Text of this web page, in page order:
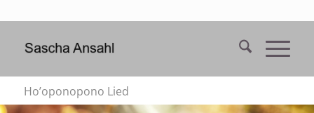
Ho’oponopono Lied